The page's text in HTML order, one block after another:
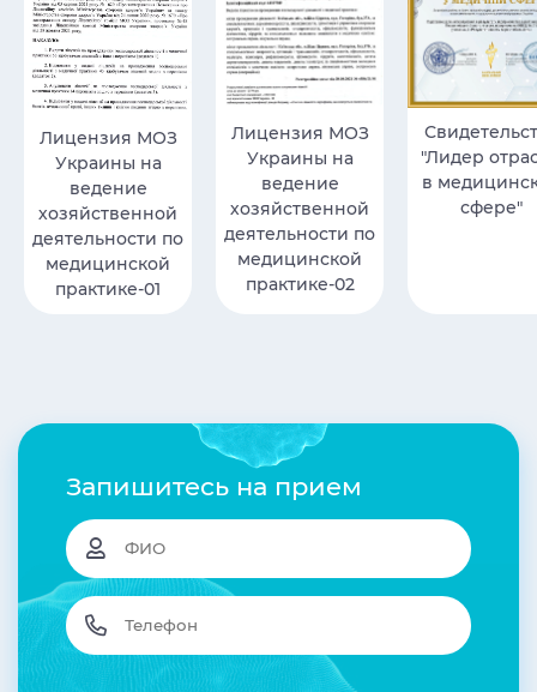
Лицензия МОЗ
Украины на
ведение
хозяйственной
деятельности по
медицинской
практике-01
Лицензия МОЗ
Украины на
ведение
хозяйственной
деятельности по
медицинской
практике-02
"Лидер
в
сфере"
Запишитесь на прием